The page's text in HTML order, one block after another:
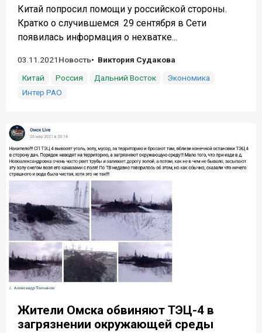
Китай попросил помощи у российской стороны.
Кратко о случившемся 29 сентября в Сети
появилась информация о нехватке...
03.11.2021 Новость
Виктория Судакова
Китай
Россия Дальний Восток
Экономика
Интер РАО
Жители Омска обвиняют ТЭЦ-4 в
загрязнении окружающей среды